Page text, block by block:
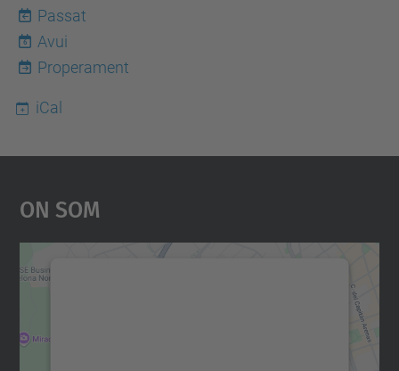
Passat
6
Avui
Properament
iCal
On Som